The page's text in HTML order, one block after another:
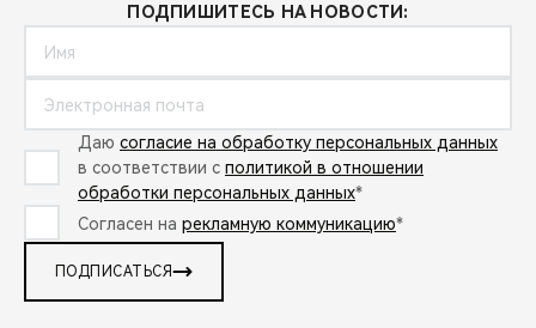
ПОДПИШИТЕСЬ НА НОВОСТИ:
Даю согласие на обработку персональных данных
в соответствии с политикой в отношении
обработки персональных данных*
Согласен на рекламную коммуникацию*
ПОДПИСАТЬСЯ